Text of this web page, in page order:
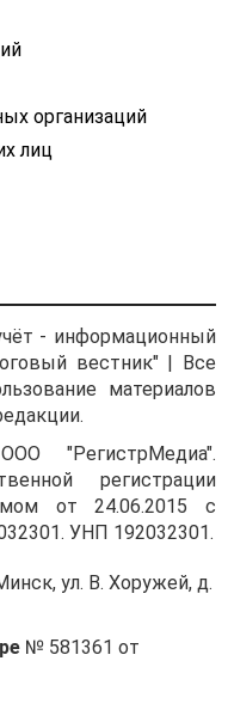
организаций
лиц
- информационный
вестник" | Все
материалов
"РегистрМедиа".
регистрации
от 24.06.2015 с
УНП 192032301.
ул. В. Хоружей, д.
№ 581361 от